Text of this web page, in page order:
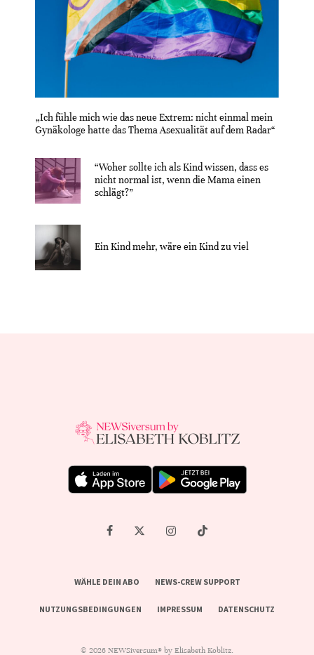
„Ich fühle mich wie das neue Extrem: nicht einmal mein
Gynäkologe hatte das Thema Asexualität auf dem Radar“
“Woher sollte ich als Kind wissen, dass es
nicht normal ist, wenn die Mama einen
schlägt?”
Ein Kind mehr, wäre ein Kind zu viel
WÄHLE DEIN ABO NEWS-CREW SUPPORT
NUTZUNGSBEDINGUNGEN IMPRESSUM DATENSCHUTZ
© 2026 NEWSiversum® by Elisabeth Koblitz.